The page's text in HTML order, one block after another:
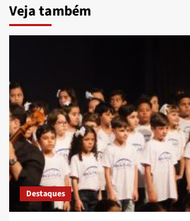
Veja também
Destaques